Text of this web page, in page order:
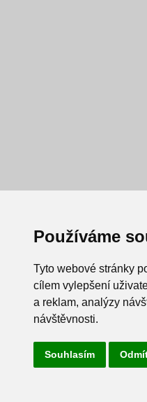
Používáme
Tyto webové stránky
cílem vylepšení
a reklam, analýzy
návštěvnosti.
Souhlasím